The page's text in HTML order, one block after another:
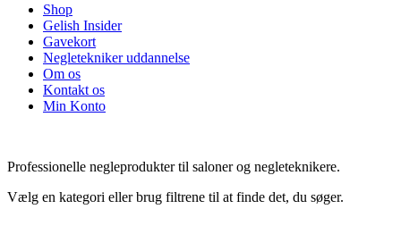
Shop
Gelish Insider
Gavekort
Negletekniker uddannelse
Om os
Kontakt os
Min Konto
Professionelle negleprodukter til saloner og negleteknikere.
Vælg en kategori eller brug filtrene til at finde det, du søger.